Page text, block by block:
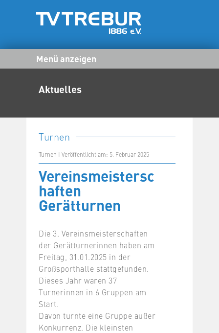
Menü anzeigen
Aktuelles
Turnen
Turnen | Veröffentlicht am: 5. Februar 2025
Vereinsmeistersc
haften
Gerätturnen
Die 3. Vereinsmeisterschaften
der Gerätturnerinnen haben am
Freitag, 31.01.2025 in der
Großsporthalle stattgefunden.
Dieses Jahr waren 37
Turnerinnen in 6 Gruppen am
Start.
Davon turnte eine Gruppe außer
Konkurrenz. Die kleinsten